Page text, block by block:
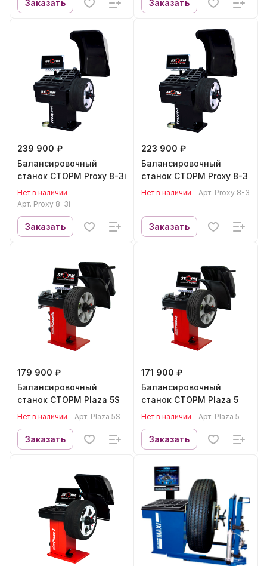
Заказать Заказать
239 900 ₽
Балансировочный
станок СТОРМ Proxy 8-3i
Нет в наличии
Арт. Proxy 8-3i
Заказать
223 900 ₽
Балансировочный
станок СТОРМ Proxy 8-3
Нет в наличии Арт. Proxy 8-3
Заказать
179 900 ₽
Балансировочный
станок СТОРМ Plaza 5S
Нет в наличии Арт. Plaza 5S
Заказать
171 900 ₽
Балансировочный
станок СТОРМ Plaza 5
Нет в наличии Арт. Plaza 5
Заказать